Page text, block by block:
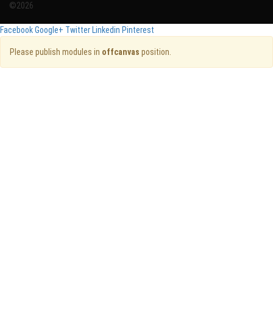
©2026
FacebookGoogle+ Twitter Linkedin Pinterest
Please publish modules in offcanvas position.